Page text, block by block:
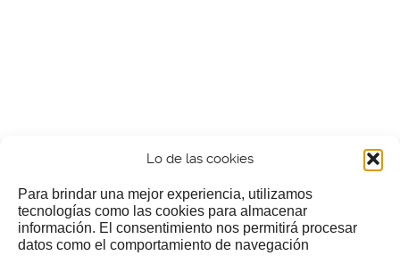
Lo de las cookies
Para brindar una mejor experiencia, utilizamos
tecnologías como las cookies para almacenar
información. El consentimiento nos permitirá procesar
datos como el comportamiento de navegación
¿Nos invitas a un cafecillo?